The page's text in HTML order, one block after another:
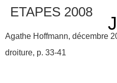
ETAPES 2008
Agathe Hoffmann, décembre
droiture, p. 33-41